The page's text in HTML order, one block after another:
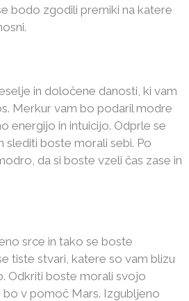
bodo zgodili premiki na katere
in določene danosti, ki vam
Merkur vam bo podaril modre
energijo in intuicijo. Odprle se
boste morali sebi. Po
da si boste vzeli čas zase in
srce in tako se boste
tiste stvari, katere so vam blizu
Odkriti boste morali svojo
bo v pomoč Mars. Izgubljeno